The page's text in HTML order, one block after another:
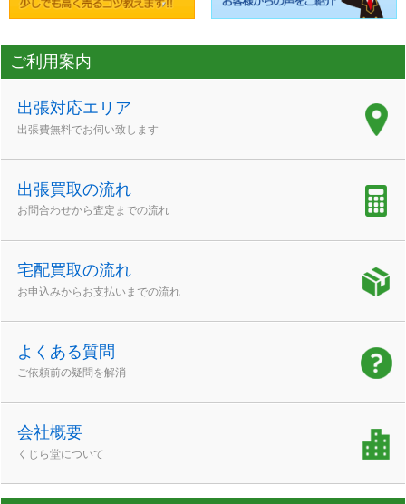
ご利用案内
出張対応エリア
出張費無料でお伺い致します
出張買取の流れ
お問合わせから査定までの流れ
宅配買取の流れ
お申込みからお支払いまでの流れ
よくある質問
ご依頼前の疑問を解消
会社概要
くじら堂について